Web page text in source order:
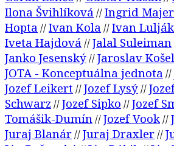
Ilona Švihlíková //Ingrid
Hopta //Ivan Kola //Ivan Lulják
Iveta Hajdová //Jalal Suleiman
Janko Jesenský//Jaroslav
JOTA - Konceptuálna jednota //
Jozef Leikert//Jozef Lysý//
Schwarz //Jozef Sipko //Jozef
Tomášik-Dumín//Jozef Vook//
Juraj Blanár//Juraj Draxler//